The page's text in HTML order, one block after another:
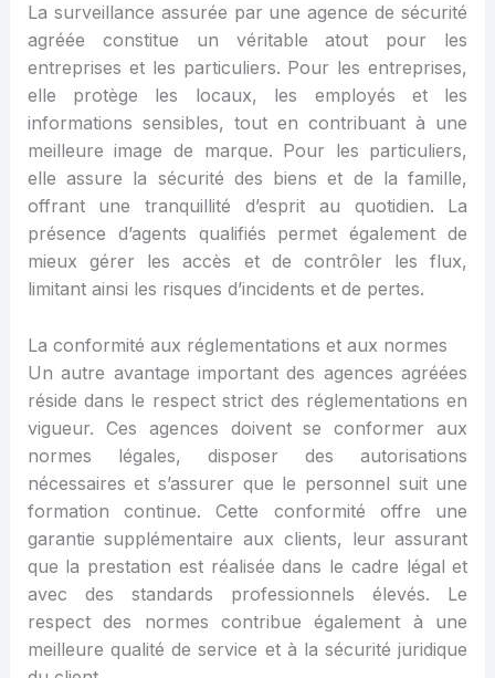
La surveillance assurée par une agence de sécurité
agréée constitue un véritable atout pour les
entreprises et les particuliers. Pour les entreprises,
elle protège les locaux, les employés et les
informations sensibles, tout en contribuant à une
meilleure image de marque. Pour les particuliers,
elle assure la sécurité des biens et de la famille,
offrant une tranquillité d’esprit au quotidien. La
présence d’agents qualifiés permet également de
mieux gérer les accès et de contrôler les flux,
limitant ainsi les risques d’incidents et de pertes.
La conformité aux réglementations et aux normes
Un autre avantage important des agences agréées
réside dans le respect strict des réglementations en
vigueur. Ces agences doivent se conformer aux
normes légales, disposer des autorisations
nécessaires et s’assurer que le personnel suit une
formation continue. Cette conformité offre une
garantie supplémentaire aux clients, leur assurant
que la prestation est réalisée dans le cadre légal et
avec des standards professionnels élevés. Le
respect des normes contribue également à une
meilleure qualité de service et à la sécurité juridique